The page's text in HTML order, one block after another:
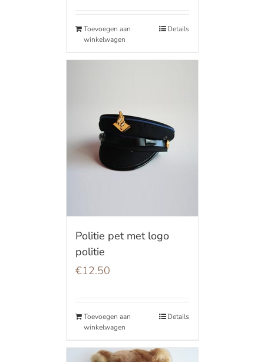
Toevoegen aan
winkelwagen
Details
Politie pet met logo
politie
€12.50
Toevoegen aan
winkelwagen
Details